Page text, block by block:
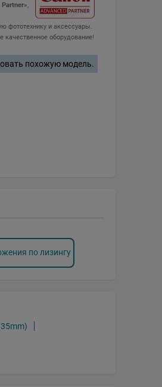
Partner»,
фототехнику и аксессуары.
качественное оборудование!
похожую модель.
по лизингу